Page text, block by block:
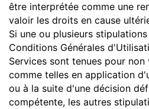
être interprétée comme une
valoir les droits en cause
Si une ou plusieurs
Conditions Générales
Services sont tenues pour
comme telles en application
ou à la suite d'une décision
compétente, les autres